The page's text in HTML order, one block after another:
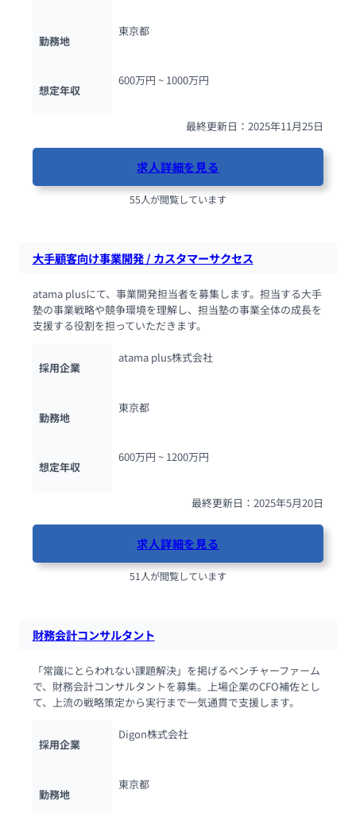
勤務地
東京都
想定年収
600万円 ~ 1000万円
最終更新日：2025年11月25日
求人詳細を見る
55人が閲覧しています
大手顧客向け事業開発 / カスタマーサクセス
atama plusにて、事業開発担当者を募集します。担当する大手
塾の事業戦略や競争環境を理解し、担当塾の事業全体の成長を
支援する役割を担っていただきます。
採用企業
atama plus株式会社
勤務地
東京都
想定年収
600万円 ~ 1200万円
最終更新日：2025年5月20日
求人詳細を見る
51人が閲覧しています
財務会計コンサルタント
「常識にとらわれない課題解決」を掲げるベンチャーファーム
で、財務会計コンサルタントを募集。上場企業のCFO補佐とし
て、上流の戦略策定から実行まで一気通貫で支援します。
採用企業
Digon株式会社
勤務地
東京都